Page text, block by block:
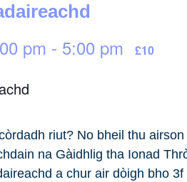
pm - 5:00 pm £10
riut? No bheil thu
na Gàidhlig tha Ionad
a chur air dòigh bho